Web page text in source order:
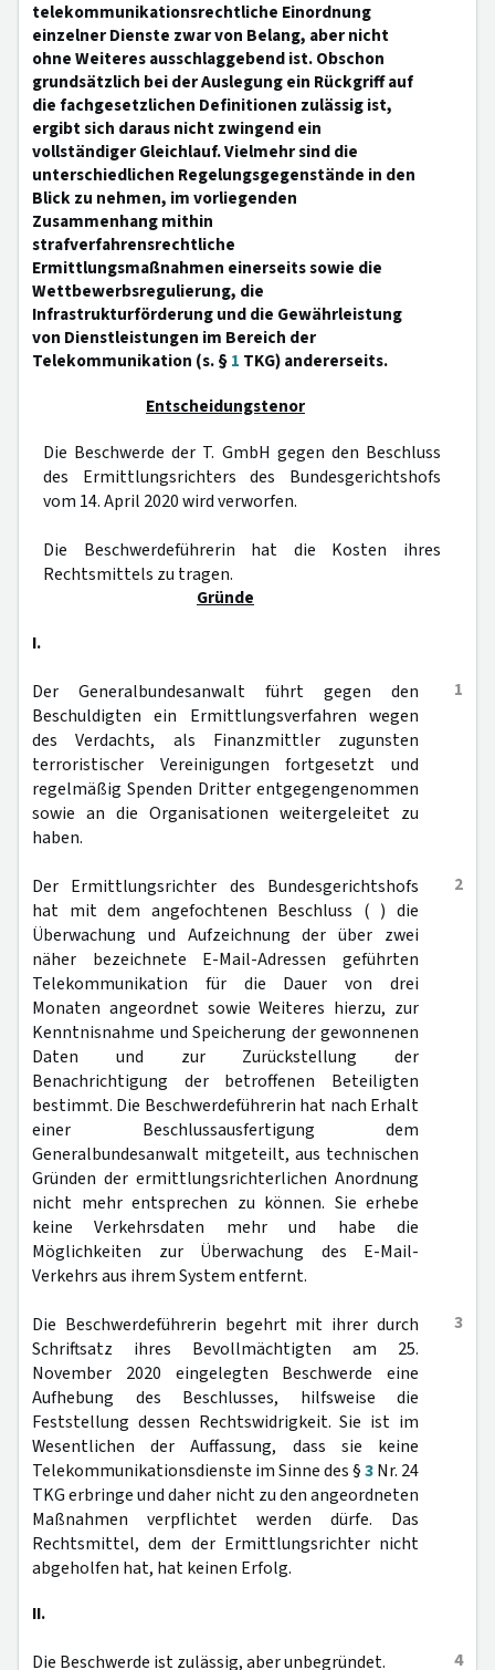
telekommunikationsrechtliche Einordnung
einzelner Dienste zwar von Belang, aber nicht
ohne Weiteres ausschlaggebend ist. Obschon
grundsätzlich bei der Auslegung ein Rückgriff auf
die fachgesetzlichen Definitionen zulässig ist,
ergibt sich daraus nicht zwingend ein
vollständiger Gleichlauf. Vielmehr sind die
unterschiedlichen Regelungsgegenstände in den
Blick zu nehmen, im vorliegenden
Zusammenhang mithin
strafverfahrensrechtliche
Ermittlungsmaßnahmen einerseits sowie die
Wettbewerbsregulierung, die
Infrastrukturförderung und die Gewährleistung
von Dienstleistungen im Bereich der
Telekommunikation (s. §1 TKG) andererseits.
Entscheidungstenor
Die Beschwerde der T. GmbH gegen den Beschluss
des Ermittlungsrichters des Bundesgerichtshofs
vom 14. April 2020 wird verworfen.
Die Beschwerdeführerin hat die Kosten ihres
Rechtsmittels zu tragen.
Gründe
I.
1
Der Generalbundesanwalt führt gegen den
Beschuldigten ein Ermittlungsverfahren wegen
des Verdachts, als Finanzmittler zugunsten
terroristischer Vereinigungen fortgesetzt und
regelmäßig Spenden Dritter entgegengenommen
sowie an die Organisationen weitergeleitet zu
haben.
2
Der Ermittlungsrichter des Bundesgerichtshofs
hat mit dem angefochtenen Beschluss ( ) die
Überwachung und Aufzeichnung der über zwei
näher bezeichnete E-Mail-Adressen geführten
Telekommunikation für die Dauer von drei
Monaten angeordnet sowie Weiteres hierzu, zur
Kenntnisnahme und Speicherung der gewonnenen
Daten und zur Zurückstellung der
Benachrichtigung der betroffenen Beteiligten
bestimmt. Die Beschwerdeführerin hat nach Erhalt
einer Beschlussausfertigung dem
Generalbundesanwalt mitgeteilt, aus technischen
Gründen der ermittlungsrichterlichen Anordnung
nicht mehr entsprechen zu können. Sie erhebe
keine Verkehrsdaten mehr und habe die
Möglichkeiten zur Überwachung des E-Mail-
Verkehrs aus ihrem System entfernt.
3
Die Beschwerdeführerin begehrt mit ihrer durch
Schriftsatz ihres Bevollmächtigten am 25.
November 2020 eingelegten Beschwerde eine
Aufhebung des Beschlusses, hilfsweise die
Feststellung dessen Rechtswidrigkeit. Sie ist im
Wesentlichen der Auffassung, dass sie keine
Telekommunikationsdienste im Sinne des §3Nr. 24
TKG erbringe und daher nicht zu den angeordneten
Maßnahmen verpflichtet werden dürfe. Das
Rechtsmittel, dem der Ermittlungsrichter nicht
abgeholfen hat, hat keinen Erfolg.
II.
4
Die Beschwerde ist zulässig, aber unbegründet.